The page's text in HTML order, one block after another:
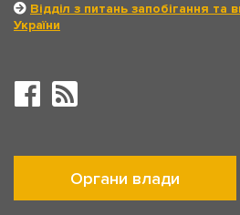
Відділ з питань запобігання та
України
Органи влади